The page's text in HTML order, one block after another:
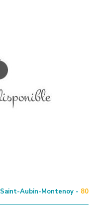
Saint-Aubin-Montenoy - 80